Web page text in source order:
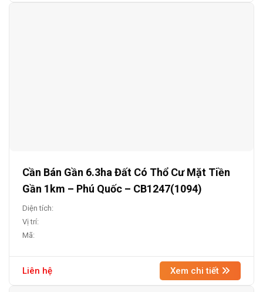
Cần Bán Gần 6.3ha Đất Có Thổ Cư Mặt Tiền
Gần 1km – Phú Quốc – CB1247(1094)
Diện tích:
Vị trí:
Mã:
Liên hệ Xem chi tiết